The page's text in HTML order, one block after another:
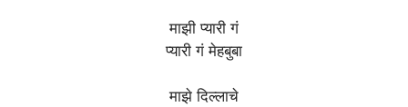
माझी प्यारी गं
प्यारी गं मेहबुबा
माझे दिल्लाचे